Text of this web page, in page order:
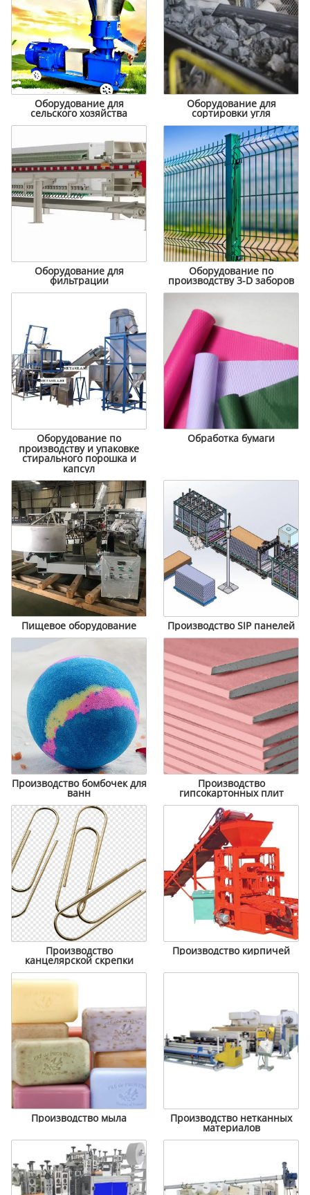
Оборудование для
сельского хозяйства
Оборудование для
сортировки угля
Оборудование для
фильтрации
Оборудование по
производству 3-D заборов
Оборудование по
производству и упаковке
стирального порошка и
капсул
Обработка бумаги
Пищевое оборудование Производство SIP панелей
Производство бомбочек для
ванн
Производство
гипсокартонных плит
Производство
канцелярской скрепки
Производство кирпичей
Производство мыла Производство нетканных
материалов